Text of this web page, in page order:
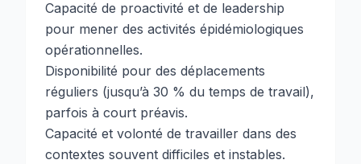
Capacité de proactivité et de leadership
pour mener des activités épidémiologiques
opérationnelles.
Disponibilité pour des déplacements
réguliers (jusqu’à 30 % du temps de travail),
parfois à court préavis.
Capacité et volonté de travailler dans des
contextes souvent difficiles et instables.